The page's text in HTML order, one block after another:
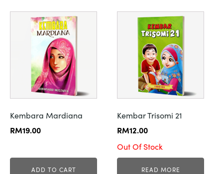
Kembara Mardiana
RM19.00
ADD TO CART
Kembar Trisomi 21
RM12.00
Out Of Stock
READ MORE